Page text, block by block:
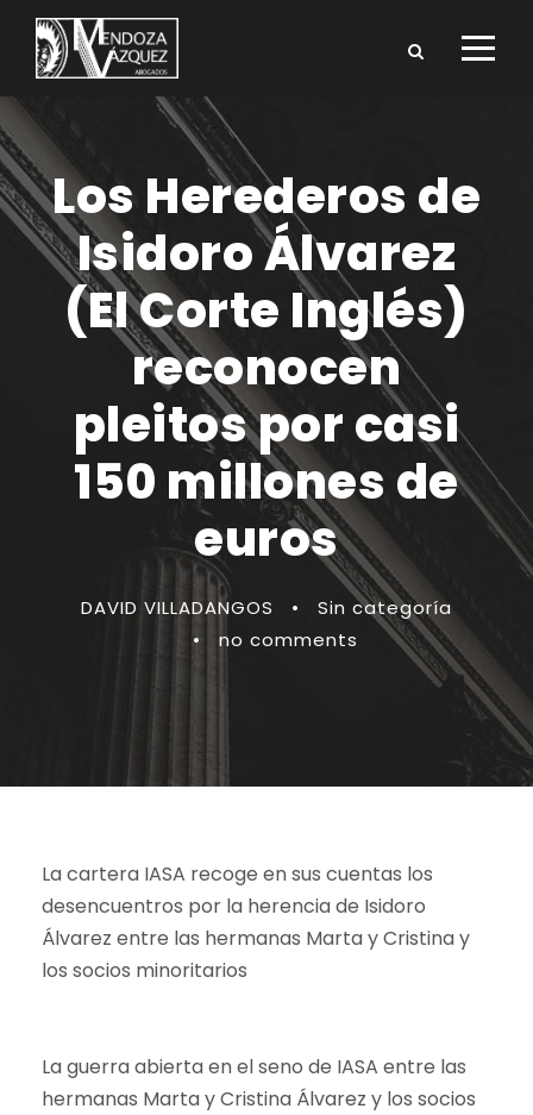
Los Herederos de
Isidoro Álvarez
(El Corte Inglés)
reconocen
pleitos por casi
150 millones de
euros
DAVID VILLADANGOS •
Sin categoría
•
no comments
La cartera IASA recoge en sus cuentas los
desencuentros por la herencia de Isidoro
Álvarez entre las hermanas Marta y Cristina y
los socios minoritarios
La guerra abierta en el seno de IASA entre las
hermanas Marta y Cristina Álvarez y los socios